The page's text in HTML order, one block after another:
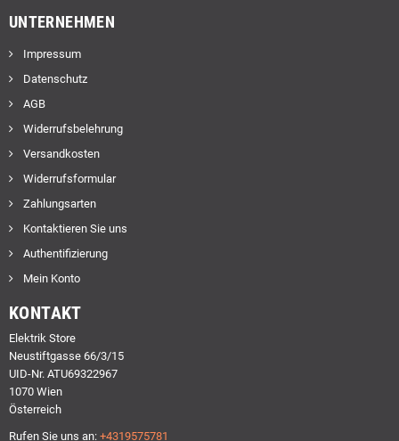
UNTERNEHMEN
Impressum
Datenschutz
AGB
Widerrufsbelehrung
Versandkosten
Widerrufsformular
Zahlungsarten
Kontaktieren Sie uns
Authentifizierung
Mein Konto
KONTAKT
Elektrik Store
Neustiftgasse 66/3/15
UID-Nr. ATU69322967
1070 Wien
Österreich
Rufen Sie uns an: +4319575781